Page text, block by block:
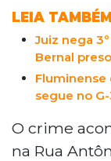
LEIA TAMBÉM
Juiz nega
Bernal preso
Fluminense
segue no
O crime
na Rua